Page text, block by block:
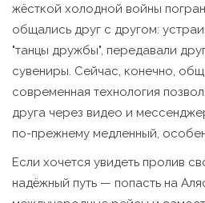
жёсткой холодной войны
общались друг с другом:
"танцы дружбы", передавали
сувениры. Сейчас, конечно,
современная технология
друга через видео и
по-прежнему медленный,
Если хочется увидеть пролив
надёжный путь — попасть на